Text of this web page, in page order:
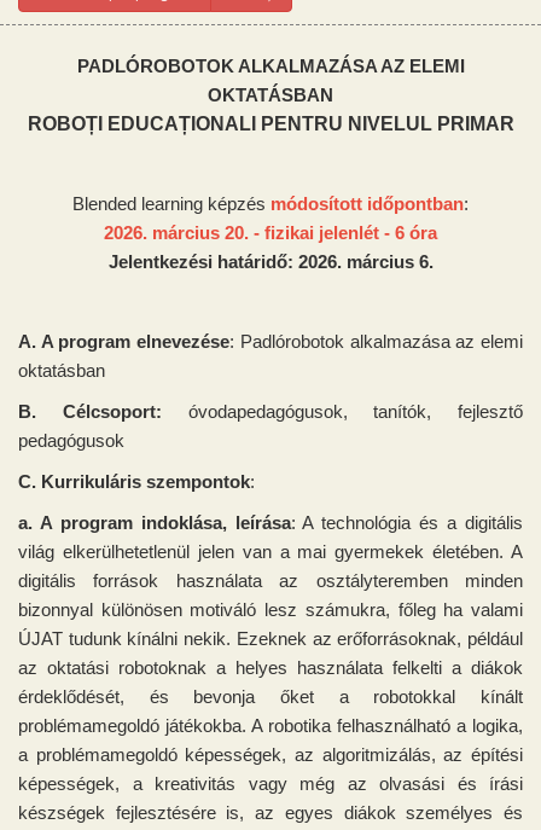
PADLÓROBOTOK ALKALMAZÁSA AZ ELEMI
OKTATÁSBAN
ROBOȚI EDUCAȚIONALI PENTRU NIVELUL PRIMAR
Blended learning képzés módosított időpontban:
2026. március 20. - fizikai jelenlét - 6 óra
Jelentkezési határidő: 2026. március 6.
A. A program elnevezése: Padlórobotok alkalmazása az elemi
oktatásban
B. Célcsoport: óvodapedagógusok, tanítók, fejlesztő
pedagógusok
C. Kurrikuláris szempontok:
a. A program indoklása, leírása: A technológia és a digitális
világ elkerülhetetlenül jelen van a mai gyermekek életében. A
digitális források használata az osztályteremben minden
bizonnyal különösen motiváló lesz számukra, főleg ha valami
ÚJAT tudunk kínálni nekik. Ezeknek az erőforrásoknak, például
az oktatási robotoknak a helyes használata felkelti a diákok
érdeklődését, és bevonja őket a robotokkal kínált
problémamegoldó játékokba. A robotika felhasználható a logika,
a problémamegoldó képességek, az algoritmizálás, az építési
képességek, a kreativitás vagy még az olvasási és írási
készségek fejlesztésére is, az egyes diákok személyes és